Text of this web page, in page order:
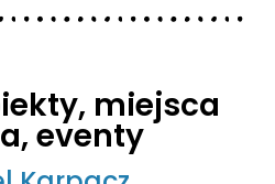
miejsca
eventy